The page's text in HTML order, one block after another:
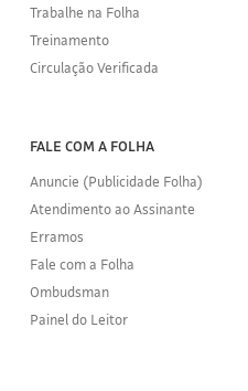
Trabalhe na Folha
Treinamento
Circulação Verificada
FALE COM A FOLHA
Anuncie (Publicidade Folha)
Atendimento ao Assinante
Erramos
Fale com a Folha
Ombudsman
Painel do Leitor